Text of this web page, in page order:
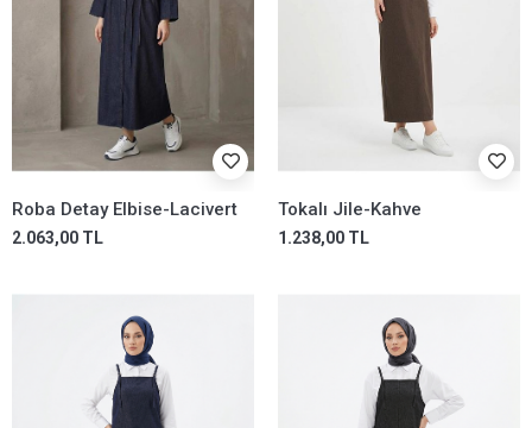
Roba Detay Elbise-Lacivert
2.063,00 TL
Tokalı Jile-Kahve
1.238,00 TL